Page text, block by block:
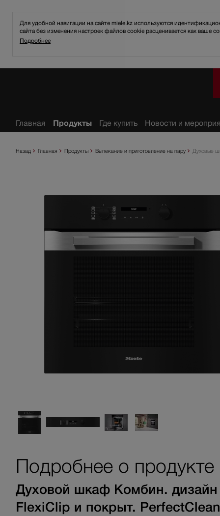
Для удобной навигации на сайте miele.kz используются
сайта без изменения настроек файлов cookie расценивается как ваше
Подробнее
Назад Главная Продукты Выпекание и приготовление на пару Духовые
Подробнее о продукте
Духовой шкаф Комбин.
FlexiClip и покрыт.
Главная Продукты Где купить Новости и